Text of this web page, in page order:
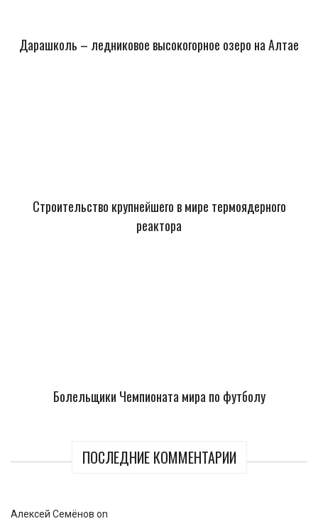
Дарашколь – ледниковое высокогорное озеро на Алтае
Строительство крупнейшего в мире термоядерного
реактора
Болельщики Чемпионата мира по футболу
ПОСЛЕДНИЕ КОММЕНТАРИИ
Алексей Семёнов on